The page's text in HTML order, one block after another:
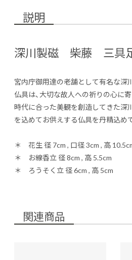
説明
深川製磁 柴藤 三具
宮内庁御用達の老舗として有名な深
仏具は、大切な故人への祈りの心に
時代に合った美観を創造してきた深
を込めてお供えする仏具を丹精込め
＊ 花生 径 7cm , 口径 3cm , 高
＊ お線香立 径 8cm , 高 5.5cm
＊ ろうそく立 径 6cm , 高 5cm
関連商品